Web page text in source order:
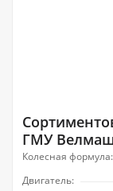
ГМУ Велмаш
Колесная формула:
Двигатель: